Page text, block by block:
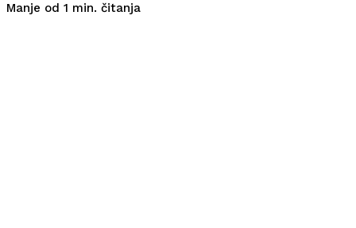
Manje od 1 min. čitanja